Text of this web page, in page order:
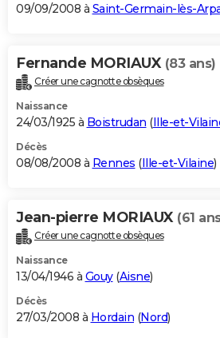
09/09/2008 à Saint-Germain-lès-
Fernande MORIAUX (83 ans)
Créer une cagnotte obsèques
Naissance
24/03/1925 à Boistrudan (Ille-et-
Décès
08/08/2008 à Rennes (Ille-et-Vilaine)
Jean-pierre MORIAUX (61
Créer une cagnotte obsèques
Naissance
13/04/1946 à Gouy(Aisne)
Décès
27/03/2008 à Hordain (Nord)